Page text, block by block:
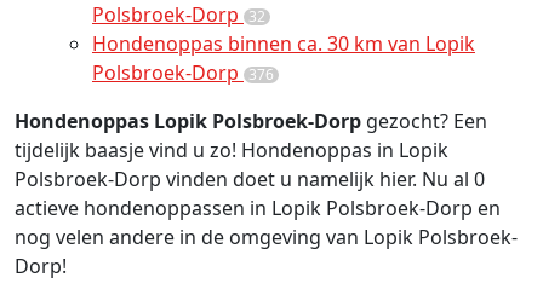
Polsbroek-Dorp 32
Hondenoppas binnen ca. 30 km van Lopik
Polsbroek-Dorp 376
Hondenoppas Lopik Polsbroek-Dorp gezocht? Een
tijdelijk baasje vind u zo! Hondenoppas in Lopik
Polsbroek-Dorp vinden doet u namelijk hier. Nu al 0
actieve hondenoppassen in Lopik Polsbroek-Dorp en
nog velen andere in de omgeving van Lopik Polsbroek-
Dorp!